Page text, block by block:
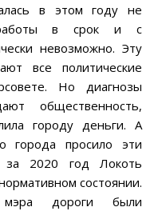
в этом году не
работы в срок и с
невозможно. Эту
все политические
Но диагнозы
общественность,
городу деньги. А
города просило эти
за 2020 год Локоть
состоянии.
дороги были